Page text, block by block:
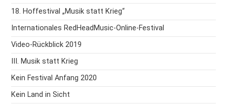
18. Hoffestival „Musik statt Krieg“
Internationales RedHeadMusic-Online-Festival
Video-Rückblick 2019
III. Musik statt Krieg
Kein Festival Anfang 2020
Kein Land in Sicht